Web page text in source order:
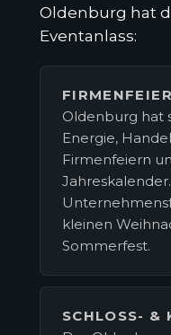
Oldenburg hat
Eventanlass:
Oldenburg hat
Energie,
Firmenfeiern
kleinen
Sommerfest.
SCHLOSS- &